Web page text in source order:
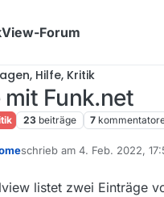
Forum
Hilfe, Kritik
mit Funk.net
23 beiträge 7
schrieb am 4. Feb. 2022,
zuletzt editiert von
listet zwei Einträge